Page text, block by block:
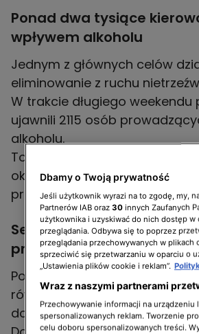
Ponad dwa tysiące
wpływem alkoholu
Jednym z głównych celów
eliminowanie z ruchu
W trakcie długiego weekendu
ujawnili 2115 osób
alkoholu.
To wynik niższy niż podczas
okresu w ubiegłym roku,
problemu nadal pozostaje
Setki przypadków
przekroczenia prędkości
Podczas kontroli
również około 600
dopuszczalnej prędkości o
Dbamy o Twoją prywatność
Jeśli użytkownik wyrazi na to zgodę, my,
Partnerów IAB oraz 30 innych Zaufanych
użytkownika i uzyskiwać do nich dostęp
przeglądania. Odbywa się to poprzez
przeglądania przechowywanych w
sprzeciwić się przetwarzaniu w oparciu o
„Ustawienia plików cookie i reklam”.
Wraz z naszymi partnerami
Przechowywanie informacji na
spersonalizowanych reklam. Tworzenie
celu doboru spersonalizowanych treści.